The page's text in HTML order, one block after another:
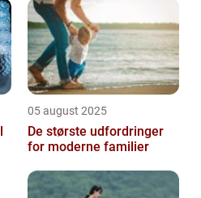
05 august 2025
De største udfordringer
for moderne familier